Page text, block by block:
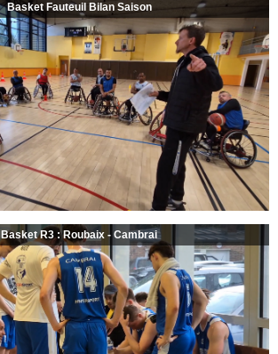
Basket Fauteuil Bilan Saison
Basket R3 : Roubaix - Cambrai